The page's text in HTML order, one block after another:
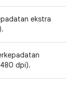
ekstra
dpi).